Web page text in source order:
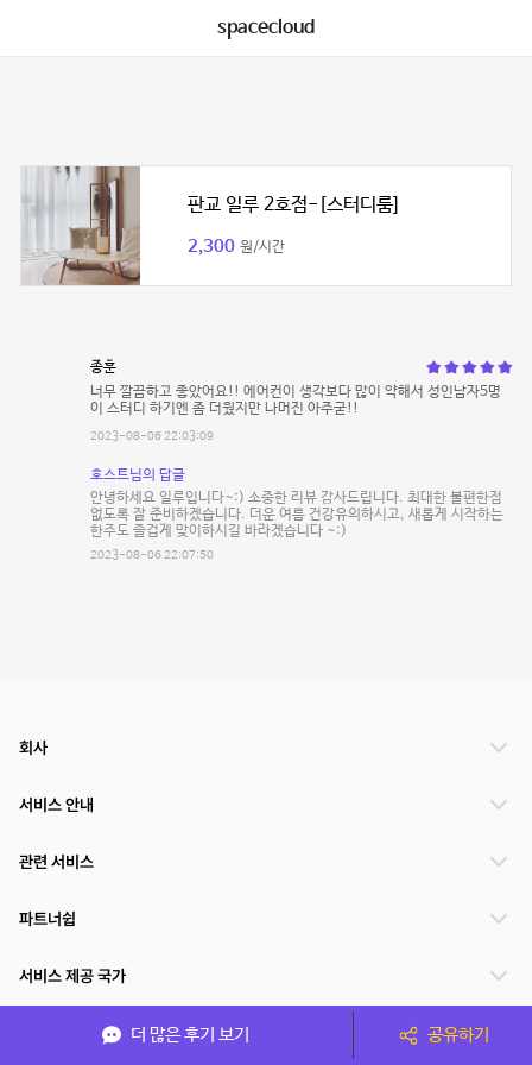
spacecloud
판교 일루 2호점-[스터디룸]
2,300 원/시간
종훈
너무 깔끔하고 좋았어요!! 에어컨이 생각보다 많이 약해서 성인남자5명
이 스터디 하기엔 좀 더웠지만 나머진 아주굳!!
2023-08-06 22:03:09
호스트님의 답글
안녕하세요 일루입니다~:) 소중한 리뷰 감사드립니다. 최대한 불편한점
없도록 잘 준비하겠습니다. 더운 여름 건강유의하시고, 새롭게 시작하는
한주도 즐겁게 맞이하시길 바라겠습니다 ~:)
2023-08-06 22:07:50
더 많은 후기 보기 공유하기
회사
서비스 안내
관련 서비스
파트너쉽
서비스 제공 국가